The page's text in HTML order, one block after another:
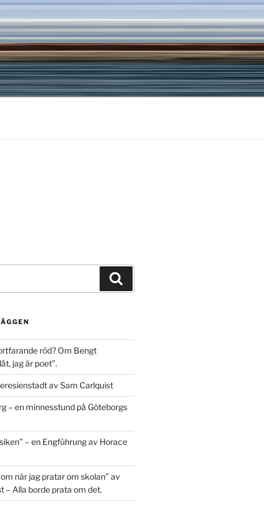
röd? Om Bengt
jag är poet”.
av Sam Carlquist
– en minnesstund på Göteborgs
– en Engführung av Horace
när jag pratar om skolan” av
– Alla borde prata om det.